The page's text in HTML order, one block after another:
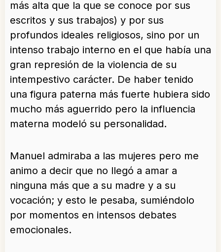
más alta que la que se conoce por sus
escritos y sus trabajos) y por sus
profundos ideales religiosos, sino por un
intenso trabajo interno en el que había una
gran represión de la violencia de su
intempestivo carácter. De haber tenido
una figura paterna más fuerte hubiera sido
mucho más aguerrido pero la influencia
materna modeló su personalidad.
Manuel admiraba a las mujeres pero me
animo a decir que no llegó a amar a
ninguna más que a su madre y a su
vocación; y esto le pesaba, sumiéndolo
por momentos en intensos debates
emocionales.